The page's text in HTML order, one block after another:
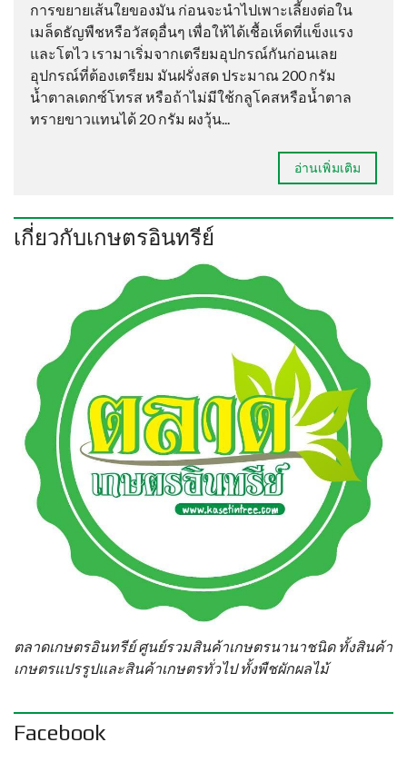
การขยายเส้นใยของมัน ก่อนจะนำไปเพาะเลี้ยงต่อใน
เมล็ดธัญพืชหรือวัสดุอื่นๆ เพื่อให้ได้เชื้อเห็ดที่แข็งแรง
และโตไว เรามาเริ่มจากเตรียมอุปกรณ์กันก่อนเลย
อุปกรณ์ที่ต้องเตรียม มันฝรั่งสด ประมาณ 200 กรัม
น้ำตาลเดกซ์โทรส หรือถ้าไม่มีใช้กลูโคสหรือน้ำตาล
ทรายขาวแทนได้ 20 กรัม ผงวุ้น...
อ่านเพิ่มเติม
เกี่ยวกับเกษตรอินทรีย์
ตลาดเกษตรอินทรีย์ ศูนย์รวมสินค้าเกษตรนานาชนิด ทั้งสินค้า
เกษตรแปรรูปและสินค้าเกษตรทั่วไป ทั้งพืชผักผลไม้
Facebook